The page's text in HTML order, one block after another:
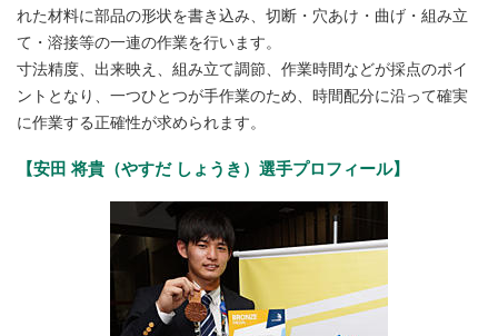
れた材料に部品の形状を書き込み、切断・穴あけ・曲げ・組み立
て・溶接等の一連の作業を行います。
寸法精度、出来映え、組み立て調節、作業時間などが採点のポイ
ントとなり、一つひとつが手作業のため、時間配分に沿って確実
に作業する正確性が求められます。
【安田 将貴（やすだ しょうき）選手プロフィール】